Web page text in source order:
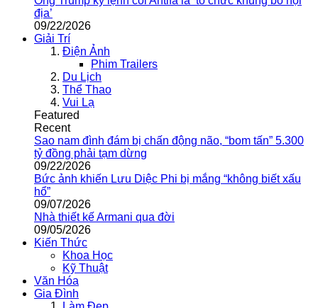
địa’
09/22/2026
Giải Trí
Điện Ảnh
Phim Trailers
Du Lịch
Thể Thao
Vui Lạ
Featured
Recent
Sao nam đình đám bị chấn động não, “bom tấn” 5.300
tỷ đồng phải tạm dừng
09/22/2026
Bức ảnh khiến Lưu Diệc Phi bị mắng “không biết xấu
hổ”
09/07/2026
Nhà thiết kế Armani qua đời
09/05/2026
Kiến Thức
Khoa Học
Kỹ Thuật
Văn Hóa
Gia Đình